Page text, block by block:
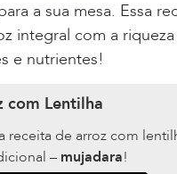
a sua mesa. Essa
integral com a
e nutrientes!
com Lentilha
receita de arroz com
– mujadara!